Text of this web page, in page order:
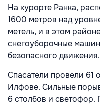
На курорте Ранка,
1600 метров над
метель, и в этом
снегоуборочные
безопасного движения.
Спасатели провели 61
Илфове. Сильные
6 столбов и